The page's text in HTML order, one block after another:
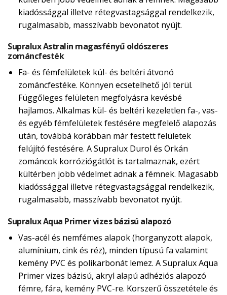
kiadóssággal illetve rétegvastagsággal rendelkezik,
rugalmasabb, masszívabb bevonatot nyújt.
Supralux Astralin magasfényű oldószeres
zománcfesték
Fa- és fémfelületek kül- és beltéri átvonó
zománcfestéke. Könnyen ecsetelhető jól terül.
Függőleges felületen megfolyásra kevésbé
hajlamos. Alkalmas kül- és beltéri kezeletlen fa-, vas-
és egyéb fémfelületek festésére megfelelő alapozás
után, továbbá korábban már festett felületek
felújító festésére. A Supralux Durol és Orkán
zománcok korróziógátlót is tartalmaznak, ezért
kültérben jobb védelmet adnak a fémnek. Magasabb
kiadóssággal illetve rétegvastagsággal rendelkezik,
rugalmasabb, masszívabb bevonatot nyújt.
Supralux Aqua Primer vizes bázisú alapozó
Vas-acél és nemfémes alapok (horganyzott alapok,
alumínium, cink és réz), minden típusú fa valamint
kemény PVC és polikarbonát lemez. A Supralux Aqua
Primer vizes bázisú, akryl alapú adhéziós alapozó
fémre, fára, kemény PVC-re. Korszerű összetétele és